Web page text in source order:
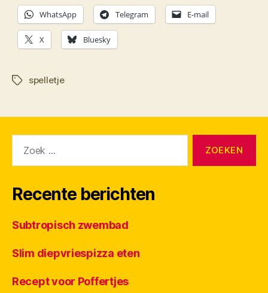
WhatsApp Telegram E-mail
X Bluesky
Tagsspelletje
naar:
Recente berichten
Subtropisch zwembad
Slim diepvriespizza eten
Recept voor Poffertjes